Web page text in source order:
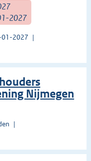
2027
2027
Nijmegen